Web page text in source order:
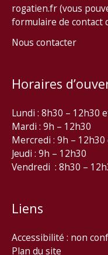
rogatien.fr (vous
formulaire de contact
Nous contacter
Horaires
Lundi : 8h30 – 12h30
Mardi : 9h – 12h30
Mercredi : 9h –
Jeudi : 9h – 12h30
Vendredi : 8h30 –
Liens
Accessibilité : non
Plan du site